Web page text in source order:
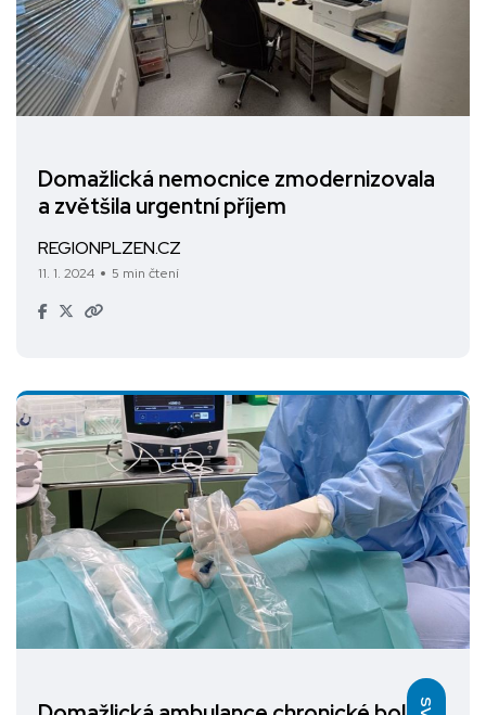
Domažlická nemocnice zmodernizovala
a zvětšila urgentní příjem
REGIONPLZEN.CZ
11. 1. 2024 5 min čtení